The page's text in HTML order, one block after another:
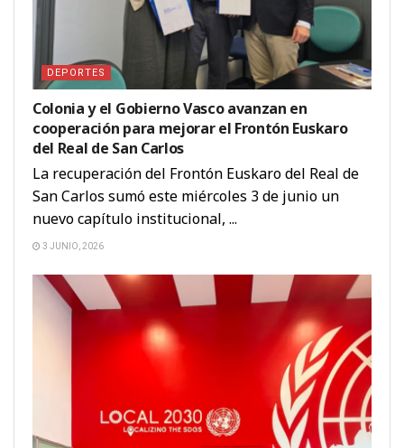
DEPORTES
Colonia y el Gobierno Vasco avanzan en
cooperación para mejorar el Frontón Euskaro
del Real de San Carlos
La recuperación del Frontón Euskaro del Real de
San Carlos sumó este miércoles 3 de junio un
nuevo capítulo institucional, ...
3 JUNIO, 2026